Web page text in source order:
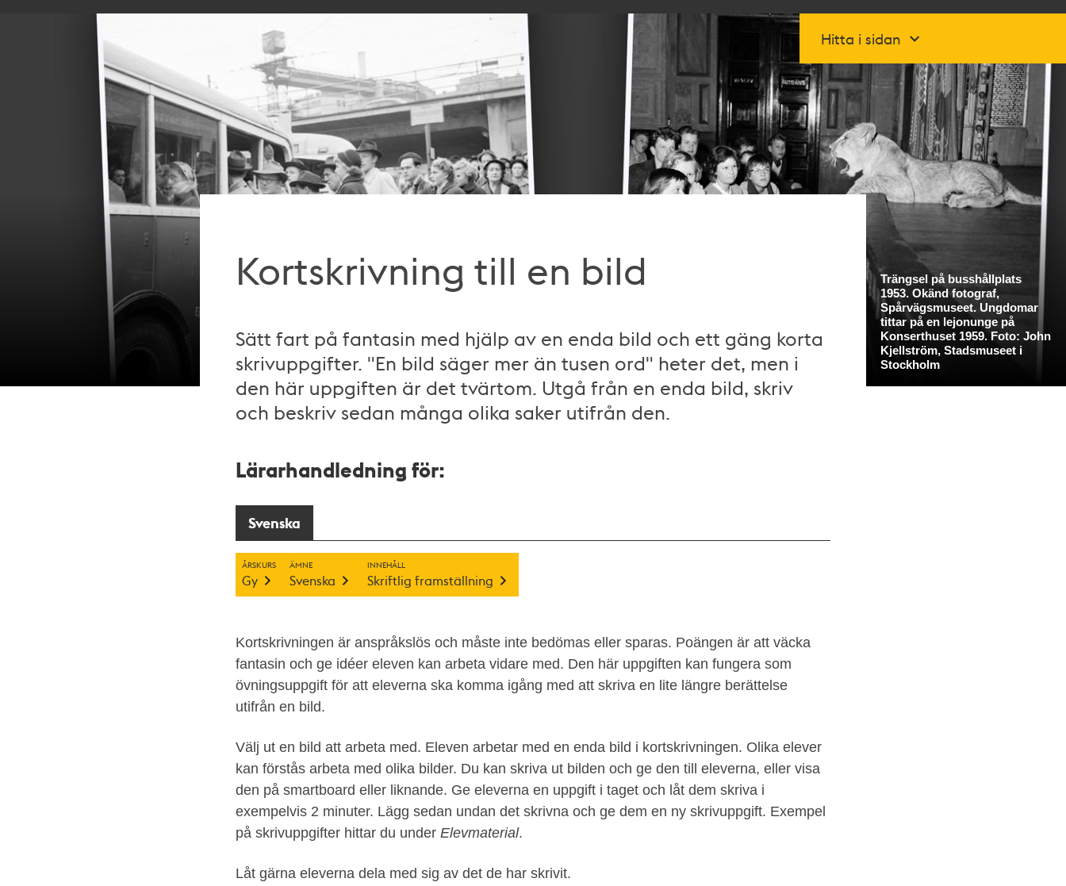
Hitta i sidan
Kortskrivning till en bild
Sätt fart på fantasin med hjälp av en enda bild och ett gäng korta
skrivuppgifter. "En bild säger mer än tusen ord" heter det, men i
den här uppgiften är det tvärtom. Utgå från en enda bild, skriv
och beskriv sedan många olika saker utifrån den.
Lärarhandledning för:
Svenska
ÅRSKURS
Gy
ÄMNE
Svenska
INNEHÅLL
Skriftlig framställning
Kortskrivningen är anspråkslös och måste inte bedömas eller sparas. Poängen är att väcka
fantasin och ge idéer eleven kan arbeta vidare med. Den här uppgiften kan fungera som
övningsuppgift för att eleverna ska komma igång med att skriva en lite längre berättelse
utifrån en bild.
Välj ut en bild att arbeta med. Eleven arbetar med en enda bild i kortskrivningen. Olika elever
kan förstås arbeta med olika bilder. Du kan skriva ut bilden och ge den till eleverna, eller visa
den på smartboard eller liknande. Ge eleverna en uppgift i taget och låt dem skriva i
exempelvis 2 minuter. Lägg sedan undan det skrivna och ge dem en ny skrivuppgift. Exempel
på skrivuppgifter hittar du under Elevmaterial.
Låt gärna eleverna dela med sig av det de har skrivit.